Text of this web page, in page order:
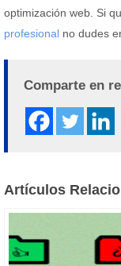
optimización web. Si
profesional no dudes
Comparte en
Artículos